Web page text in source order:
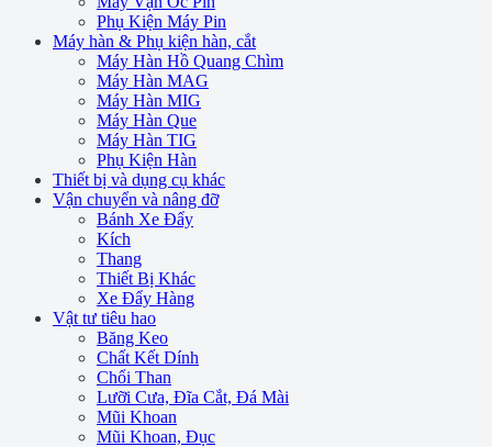
Phụ Kiện Máy Pin
Máy hàn & Phụ kiện hàn, cắt
Máy Hàn Hồ Quang Chìm
Máy Hàn MAG
Máy Hàn MIG
Máy Hàn Que
Máy Hàn TIG
Phụ Kiện Hàn
Thiết bị và dụng cụ khác
Vận chuyển và nâng đỡ
Bánh Xe Đẩy
Kích
Thang
Thiết Bị Khác
Xe Đẩy Hàng
Vật tư tiêu hao
Băng Keo
Chất Kết Dính
Chổi Than
Lưỡi Cưa, Đĩa Cắt, Đá Mài
Mũi Khoan
Mũi Khoan, Đục